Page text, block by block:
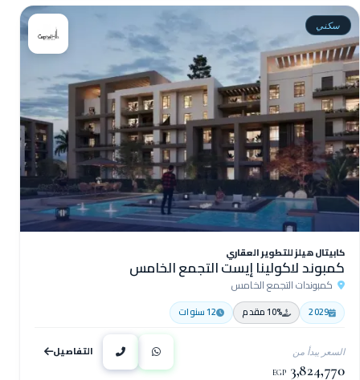
سكني
كابيتال هيلز للتطوير العقاري
كمبوند لاكولينا إيست التجمع الخامس
كمبوندات التجمع الخامس
2029 10% مقدم 12 سنوات
السعر يبدأ من
3,824,770
EGP
التفاصيل